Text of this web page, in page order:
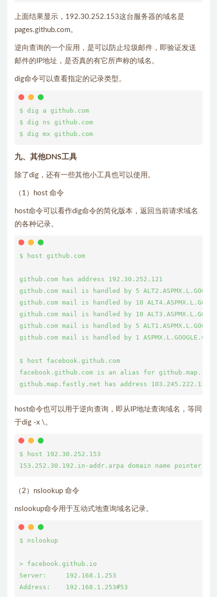
上面结果显示，192.30.252.153这台服务器的域名是
pages.github.com。
逆向查询的一个应用，是可以防止垃圾邮件，即验证发送
邮件的IP地址，是否真的有它所声称的域名。
dig命令可以查看指定的记录类型。
$ dig a github.com
$ dig ns github.com
九、其他DNS工具
除了dig，还有一些其他小工具也可以使用。
（1）host 命令
host命令可以看作dig命令的简化版本，返回当前请求域名
的各种记录。
$ host github.com
github.com has address 192.30.252.121
github.com mail is handled by 5
github.com mail is handled by 10
github.com mail is handled by 10
github.com mail is handled by 5
github.com mail is handled by 1 ASPMX.L.GOOGLE.COM.
$ host facebook.github.com
facebook.github.com is an alias for
host命令也可以用于逆向查询，即从IP地址查询域名，等同
于dig -x \。
$ host 192.30.252.153
（2）nslookup 命令
nslookup命令用于互动式地查询域名记录。
$ nslookup
> facebook.github.io
Server:     192.168.1.253
Address:    192.168.1.253#53